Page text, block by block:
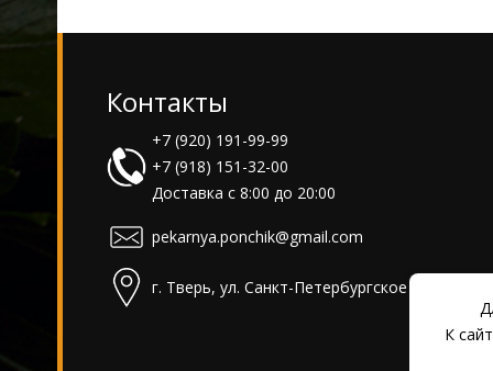
Контакты
+7 (920) 191-99-99
+7 (918) 151-32-00
Доставка с 8:00 до 20:00
pekarnya.ponchik@gmail.com
г. Тверь, ул. Санкт-Петербургское шоссе, д.
К